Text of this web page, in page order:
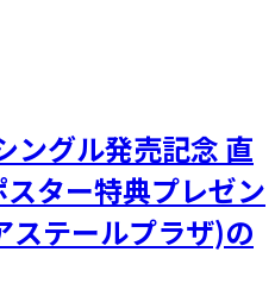
グル発売記念 直
ター特典プレゼン
ステールプラザ)の